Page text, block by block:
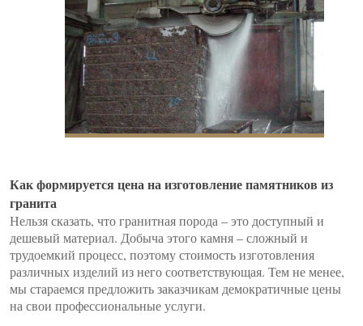
Как формируется цена на изготовление памятников из
гранита
Нельзя сказать, что гранитная порода – это доступный и
дешевый материал. Добыча этого камня – сложный и
трудоемкий процесс, поэтому стоимость изготовления
различных изделий из него соответствующая. Тем не менее,
мы стараемся предложить заказчикам демократичные цены
на свои профессиональные услуги.